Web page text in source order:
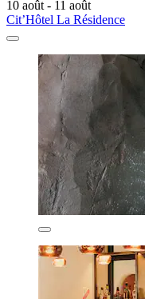
10 août - 11 août
Cit’Hôtel La Résidence